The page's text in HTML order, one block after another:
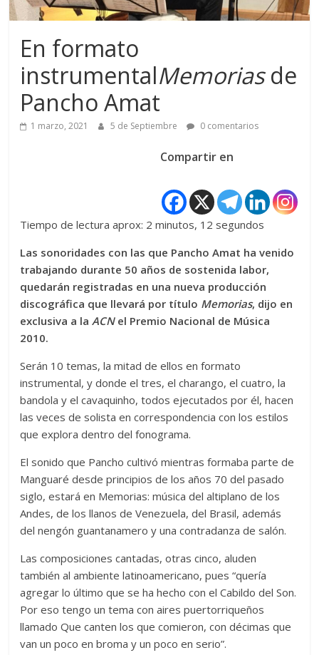
En formato
instrumentalMemoriasde
Pancho Amat
1 marzo, 2021 5 de Septiembre 0 comentarios
Compartir en
Tiempo de lectura aprox: 2 minutos, 12 segundos
Las sonoridades con las que Pancho Amat ha venido
trabajando durante 50 años de sostenida labor,
quedarán registradas en una nueva producción
discográfica que llevará por título Memorias, dijo en
exclusiva a la ACNel Premio Nacional de Música
2010.
Serán 10 temas, la mitad de ellos en formato
instrumental, y donde el tres, el charango, el cuatro, la
bandola y el cavaquinho, todos ejecutados por él, hacen
las veces de solista en correspondencia con los estilos
que explora dentro del fonograma.
El sonido que Pancho cultivó mientras formaba parte de
Manguaré desde principios de los años 70 del pasado
siglo, estará en Memorias: música del altiplano de los
Andes, de los llanos de Venezuela, del Brasil, además
del nengón guantanamero y una contradanza de salón.
Las composiciones cantadas, otras cinco, aluden
también al ambiente latinoamericano, pues “quería
agregar lo último que se ha hecho con el Cabildo del Son.
Por eso tengo un tema con aires puertorriqueños
llamado Que canten los que comieron, con décimas que
van un poco en broma y un poco en serio”.